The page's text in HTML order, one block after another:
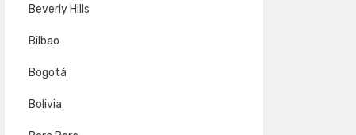
Beverly Hills
Bilbao
Bogotá
Bolivia